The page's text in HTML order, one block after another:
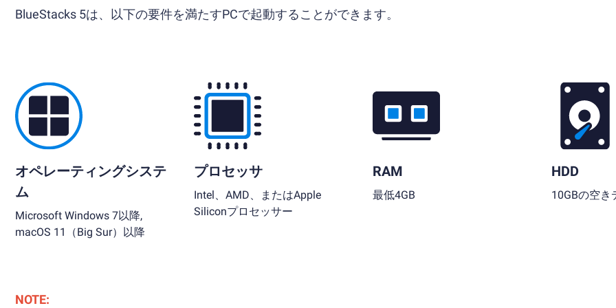
BlueStacks 5は、以下の要件を満たすPCで起動することができます。
オペレーティングシステ
ム
Microsoft Windows 7以降,
macOS 11（Big Sur）以降
プロセッサ
Intel、AMD、またはApple
Siliconプロセッサー
RAM
最低4GB
HDD
10GBの空き
NOTE: